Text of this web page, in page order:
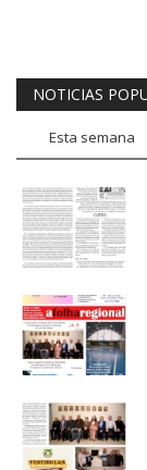
NOTICIAS
Esta semana